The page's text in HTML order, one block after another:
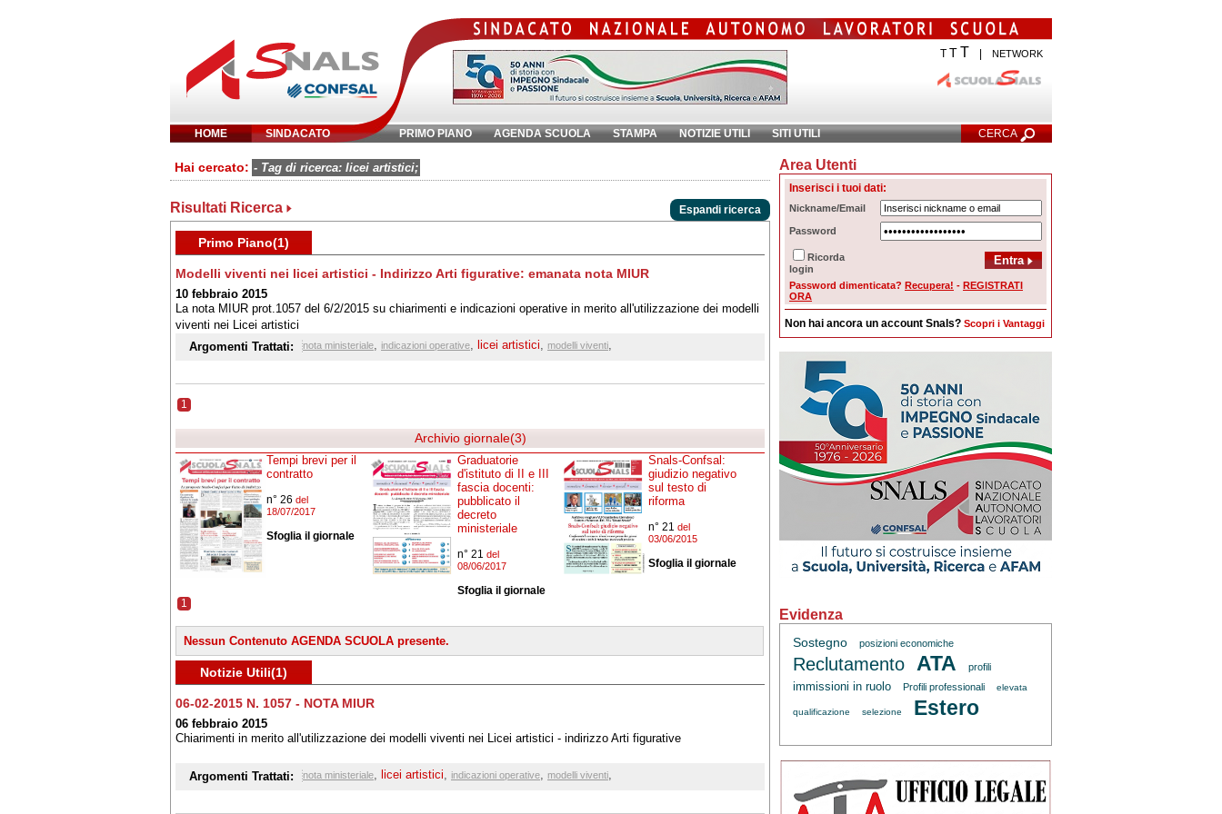
T TT NETWORK
HOME SINDACATO PRIMO PIANO AGENDA SCUOLA STAMPA NOTIZIE UTILI SITI UTILI CERCA
Inserisci parola chiave: Ricerca Avanzata
Hai cercato: - Tag di ricerca: licei artistici;
Risultati Ricerca Espandi ricerca
Primo Piano(1)
Modelli viventi nei licei artistici - Indirizzo Arti figurative: emanata nota MIUR
10 febbraio 2015
La nota MIUR prot.1057 del 6/2/2015 su chiarimenti e indicazioni operative in merito all'utilizzazione dei modelli
viventi nei Licei artistici
Argomenti Trattati:
nota ministeriale, indicazioni operative, licei artistici, modelli viventi,
1
Archivio giornale(3)
Tempi brevi per il
contratto
n° 26 del
18/07/2017
Sfoglia il giornale
Graduatorie
d'istituto di II e III
fascia docenti:
pubblicato il
decreto
ministeriale
n° 21 del
08/06/2017
Sfoglia il giornale
Snals-Confsal:
giudizio negativo
sul testo di
riforma
n° 21 del
03/06/2015
Sfoglia il giornale
1
Nessun Contenuto AGENDA SCUOLA presente.
Notizie Utili(1)
06-02-2015 N. 1057 - NOTA MIUR
06 febbraio 2015
Chiarimenti in merito all'utilizzazione dei modelli viventi nei Licei artistici - indirizzo Arti figurative
Argomenti Trattati: nota ministeriale, licei artistici, indicazioni operative, modelli viventi,
Area Utenti
Inserisci i tuoi dati:
Nickname/Email
Password
Ricorda
login
Password dimenticata? Recupera! - REGISTRATI
ORA
Non hai ancora un account Snals? Scopri i Vantaggi
Evidenza
Sostegno posizioni economiche
Reclutamento ATA profili
immissioni in ruolo Profili professionali elevata
qualificazione selezione Estero